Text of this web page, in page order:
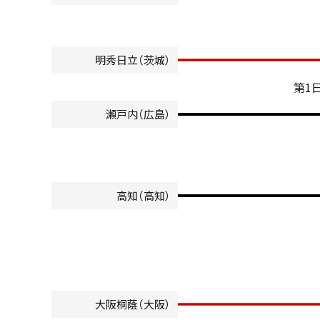
明秀日立（茨城）
第1
瀬戸内（広島）
高知（高知）
大阪桐蔭（大阪）